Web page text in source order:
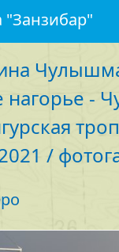
"Занзибар"
нагорье -
/